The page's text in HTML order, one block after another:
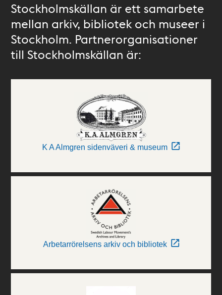
Stockholmskällan är ett samarbete
mellan arkiv, bibliotek och museer i
Stockholm. Partnerorganisationer
till Stockholmskällan är:
K A Almgren sidenväveri & museum
Arbetarrörelsens arkiv och bibliotek